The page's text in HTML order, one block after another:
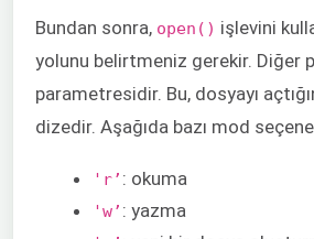
Bundan sonra, open() işlevini
yolunu belirtmeniz gerekir. Diğer
parametresidir. Bu, dosyayı
dizedir. Aşağıda bazı mod
'r’ : okuma
'w’ : yazma